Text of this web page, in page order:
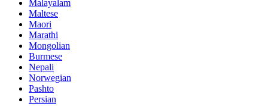
Malayalam
Maltese
Maori
Marathi
Mongolian
Burmese
Nepali
Norwegian
Pashto
Persian